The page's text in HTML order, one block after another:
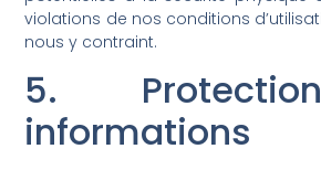
violations de nos conditions
nous y contraint.
5.
informations